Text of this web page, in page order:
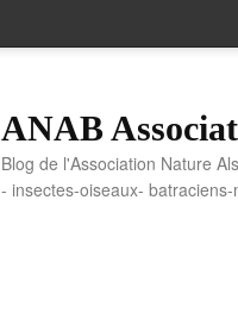
ANAB
Blog de l'Association Nature
- insectes-oiseaux-